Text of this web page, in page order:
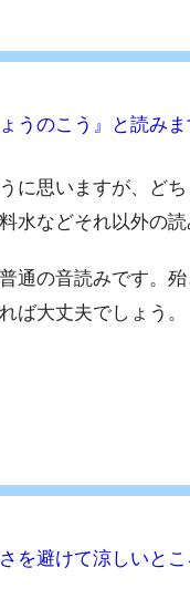
うのこう』と読み
に思いますが、ど
水などそれ以外の
通の音読みです。
ば大丈夫でしょう。
を避けて涼しいと